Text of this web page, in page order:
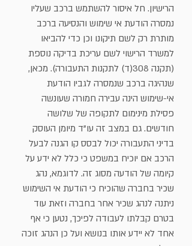
הרישיון. חל איסור להשתמש ברכב שעליו
נמסרה הודעת אי שימוש והנסיעה ברכב
מותרת רק לשם תיקונו וכן כדי להביאו
למשרד הרישוי לשם עריכת בדיקה נוספת
(תקנה 308(ד) לתקנות התעבורה). מכאן,
שנהיגה ברכב שנמסרה לגביו הודעת
אי-שימוש הינה עבירה חמורה שעונשה
פסילת מינימום לתקופה של שלושה
חודשים. גם במצב זה עו"ד מיומן העוסק
בדיני התעבורה יכול לבסס קו הגנה לבעל
הרכב אם יוכיח במשפט כי כלל לא ידע על
קיומה של הודעה מסוג זה. לדוגמא, נהג
שכיר בחברה שהוכיח כי הודעת אי השימוש
ניתנה לנהג שכיר אחר בחברה וזאת עוד
בטרם קבלתו לעבודה לפיכך, נטען כי אף
אחד לא יידע אותו בנושא ועל כן הנהג זוכה